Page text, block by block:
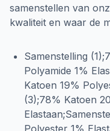
samenstellen van
kwaliteit en waar de
Samenstelling
Polyamide 1%
Katoen 19%
(3);78% Katoen
Polyester 1%